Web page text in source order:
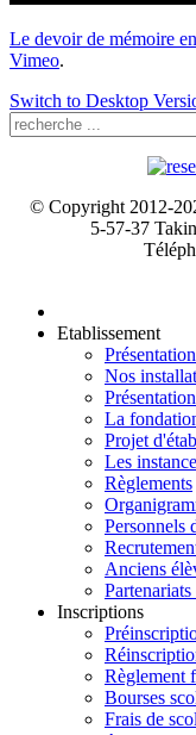
Le devoir de mémoire
Vimeo.
Switch to Desktop
© Copyright 2012-
5-57-37
Etablissement
Nos
La
Projet
Les
Règlements
Personnels
Anciens
Inscriptions
Règlement
Bourses
Frais de